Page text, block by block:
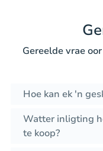
Gereelde vrae
Hoe kan ek 'n
Watter inligting
te koop?